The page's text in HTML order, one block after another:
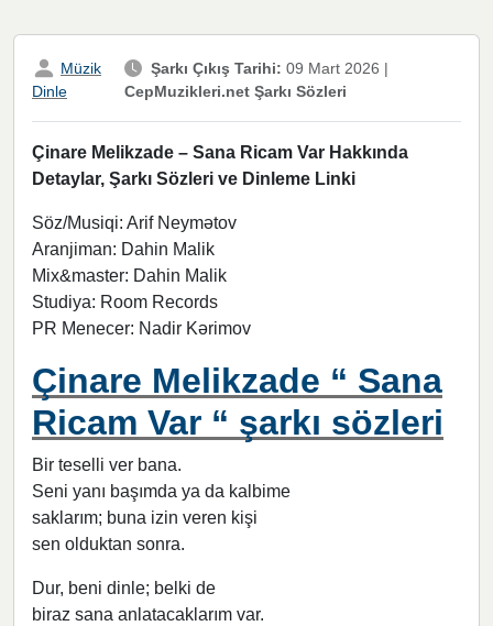
Müzik
Dinle
Şarkı Çıkış Tarihi: 09 Mart 2026 |
CepMuzikleri.net Şarkı Sözleri
Çinare Melikzade – Sana Ricam Var Hakkında
Detaylar, Şarkı Sözleri ve Dinleme Linki
Söz/Musiqi: Arif Neymətov
Aranjiman: Dahin Malik
Mix&master: Dahin Malik
Studiya: Room Records
PR Menecer: Nadir Kərimov
Çinare Melikzade “ Sana
Ricam Var “ şarkı sözleri
Bir teselli ver bana.
Seni yanı başımda ya da kalbime
saklarım; buna izin veren kişi
sen olduktan sonra.
Dur, beni dinle; belki de
biraz sana anlatacaklarım var.